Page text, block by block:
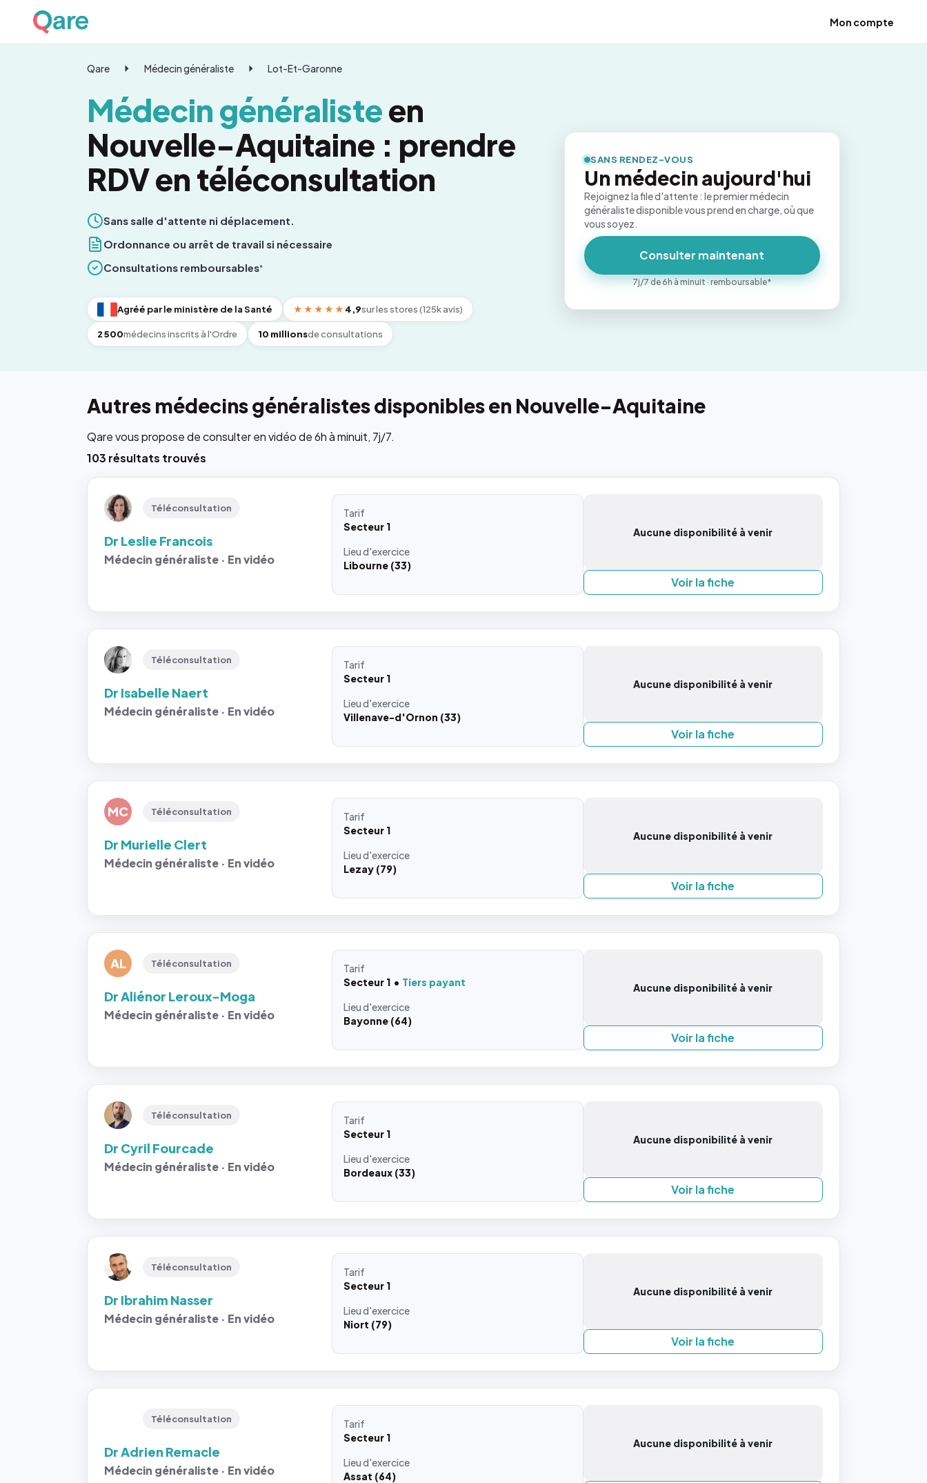
Mon compte
Qare Médecin généraliste Lot-Et-Garonne
Médecin généralisteen
Nouvelle-Aquitaine : prendre
RDV en téléconsultation
Sans salle d'attente ni déplacement.
Ordonnance ou arrêt de travail si nécessaire
Consultations remboursables*
Agréé par le ministère de la Santé ★★★★★ 4,9sur les stores (125k avis)
2 500médecins inscrits à l'Ordre 10 millionsde consultations
SANS RENDEZ-VOUS
Un médecin aujourd'hui
Rejoignez la file d'attente : le premier médecin
généraliste disponible vous prend en charge, où que
vous soyez.
Consulter maintenant
7j/7 de 6h à minuit · remboursable*
Autres médecins généralistes disponibles en Nouvelle-Aquitaine
Qare vous propose de consulter en vidéo de 6h à minuit, 7j/7.
103 résultats trouvés
Téléconsultation
Dr Leslie Francois
Médecin généraliste · En vidéo
Tarif
Secteur 1
Lieud'exercice
Libourne (33)
Aucune disponibilité à venir
Voir la fiche
Téléconsultation
Dr Isabelle Naert
Médecin généraliste · En vidéo
Tarif
Secteur 1
Lieud'exercice
Villenave-d'Ornon (33)
Aucune disponibilité à venir
Voir la fiche
MC Téléconsultation
Dr Murielle Clert
Médecin généraliste · En vidéo
Tarif
Secteur 1
Lieud'exercice
Lezay (79)
Aucune disponibilité à venir
Voir la fiche
AL Téléconsultation
Dr Aliénor Leroux-Moga
Médecin généraliste · En vidéo
Tarif
Secteur 1
Tiers payant
Lieud'exercice
Bayonne (64)
Aucune disponibilité à venir
Voir la fiche
Téléconsultation
Dr Cyril Fourcade
Médecin généraliste · En vidéo
Tarif
Secteur 1
Lieud'exercice
Bordeaux (33)
Aucune disponibilité à venir
Voir la fiche
Téléconsultation
Dr Ibrahim Nasser
Médecin généraliste · En vidéo
Tarif
Secteur 1
Lieud'exercice
Niort (79)
Aucune disponibilité à venir
Voir la fiche
Téléconsultation
Dr Adrien Remacle
Médecin généraliste · En vidéo
Tarif
Secteur 1
Lieud'exercice
Assat (64)
Aucune disponibilité à venir